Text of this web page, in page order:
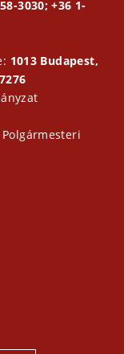
3030; +36 1-
1013 Budapest,